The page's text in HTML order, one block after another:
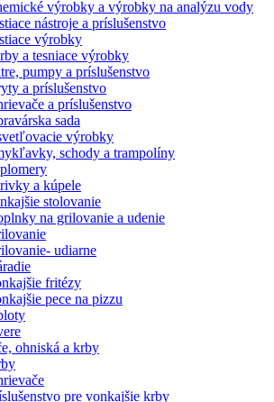
výrobky a výrobky na analýzu vody
nástroje a príslušenstvo
výrobky
a tesniace výrobky
pumpy a príslušenstvo
a príslušenstvo
a príslušenstvo
sada
výrobky
schody a trampolíny
a kúpele
stolovanie
na grilovanie a udenie
udiarne
fritézy
pece na pizzu
ohniská a krby
pre vonkajšie krby